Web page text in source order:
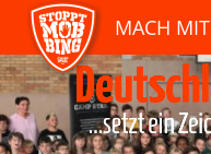
MACH MIT